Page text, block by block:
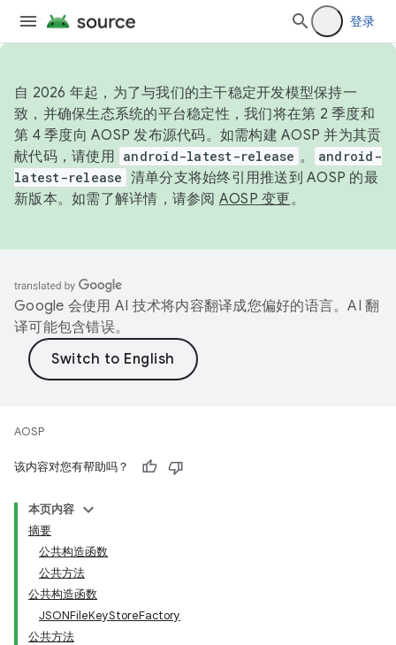
登录
自 2026 年起，为了与我们的主干稳定开发模型保持一
致，并确保生态系统的平台稳定性，我们将在第 2 季度和
第 4 季度向 AOSP 发布源代码。如需构建 AOSP 并为其贡
献代码，请使用 android-latest-release 。
android-
latest-release 清单分支将始终引用推送到 AOSP 的最
新版本。如需了解详情，请参阅 AOSP 变更。
Google 会使用 AI 技术将内容翻译成您偏好的语言。AI 翻
译可能包含错误。
AOSP
该内容对您有帮助吗？
本页内容
摘要
公共构造函数
公共方法
公共构造函数
JSONFileKeyStoreFactory
公共方法